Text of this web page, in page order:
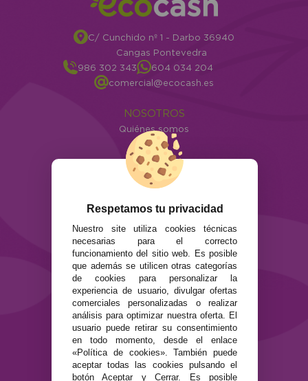
C/ Cunchido nº 1 - Darbo 36940
Cangas Pontevedra
986 302 343
604 034 204
comercial@ecocash.es
NOSOTROS
Quiénes somos
Info
ATENCIÓN AL CLIENTE
Envíos y devoluciones
Formas de pago
SEGURIDAD Y PRIVACIDAD
Términos y condiciones de uso
Política de privacidad
Política de cookies
Respetamos tu privacidad
Nuestro site utiliza cookies técnicas
necesarias para el correcto
funcionamiento del sitio web. Es posible
que además se utilicen otras categorías
de cookies para personalizar la
experiencia de usuario, divulgar ofertas
comerciales personalizadas o realizar
análisis para optimizar nuestra oferta. El
usuario puede retirar su consentimiento
en todo momento, desde el enlace
«Política de cookies». También puede
aceptar todas las cookies pulsando el
botón Aceptar y Cerrar. Es posible